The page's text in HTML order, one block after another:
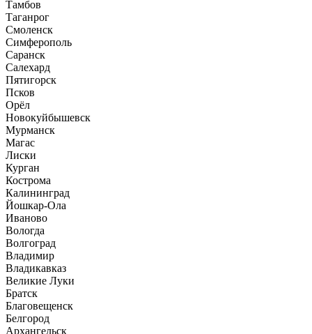
Тамбов
Таганрог
Смоленск
Симферополь
Саранск
Салехард
Пятигорск
Псков
Орёл
Новокуйбышевск
Мурманск
Магас
Лиски
Курган
Кострома
Калининград
Йошкар-Ола
Иваново
Вологда
Волгоград
Владимир
Владикавказ
Великие Луки
Братск
Благовещенск
Белгород
Архангельск